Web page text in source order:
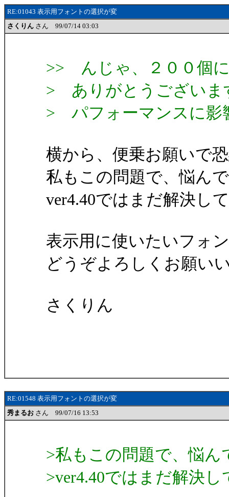
RE:01043 表示用フォントの選択が変
さくりん さん 99/07/14 03:03
>> んじゃ、２００個
> ありがとうございま
> パフォーマンスに影
横から、便乗お願いで
私もこの問題で、悩ん
ver4.40ではまだ解決し
表示用に使いたいフォ
どうぞよろしくお願い
さくりん
RE:01548 表示用フォントの選択が変
秀まるお さん 99/07/16 13:53
>私もこの問題で、悩
>ver4.40ではまだ解決